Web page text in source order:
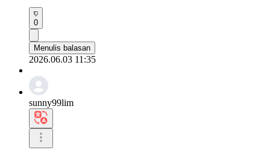
0
Menulis balasan
2026.06.03 11:35
sunny99lim